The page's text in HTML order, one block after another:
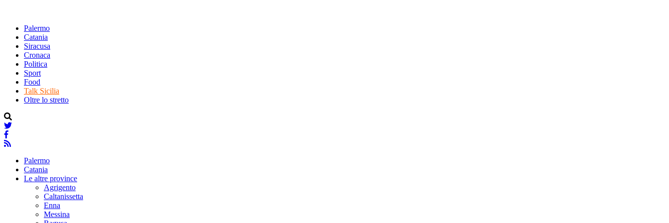
Palermo
Catania
Siracusa
Cronaca
Politica
Sport
Food
Talk Sicilia
Oltre lo stretto
Palermo
Catania
Le altre province
Agrigento
Caltanissetta
Enna
Messina